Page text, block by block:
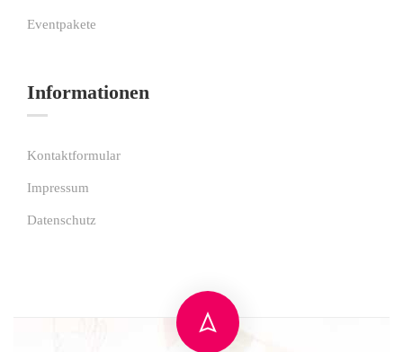
Eventpakete
Informationen
Kontaktformular
Impressum
Datenschutz